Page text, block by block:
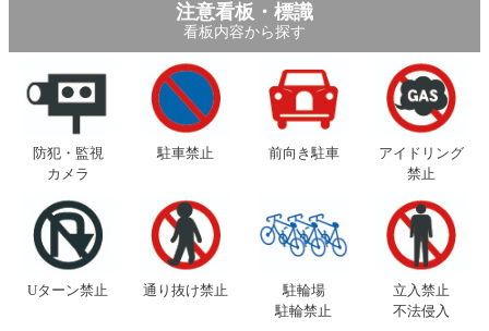
注意看板・標識
看板内容から探す
防犯・監視
カメラ
駐車禁止 前向き駐車
アイドリング
禁止
Uターン禁止 通り抜け禁止
駐輪場
駐輪禁止
立入禁止
不法侵入